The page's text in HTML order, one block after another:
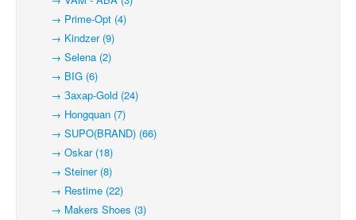
→ Prime-Opt (4)
→ Kindzer (9)
→ Selena (2)
→ BIG (6)
→ Захар-Gold (24)
→ Hongquan (7)
→ SUPO(BRAND) (66)
→ Oskar (18)
→ Steiner (8)
→ Restime (22)
→ Makers Shoes (3)